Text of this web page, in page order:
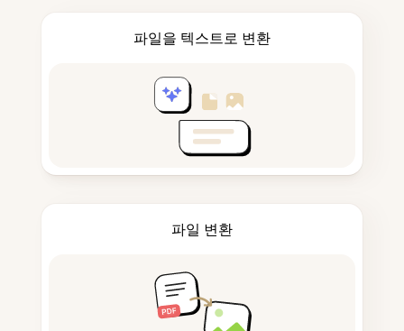
파일을 텍스트로 변환
파일 변환